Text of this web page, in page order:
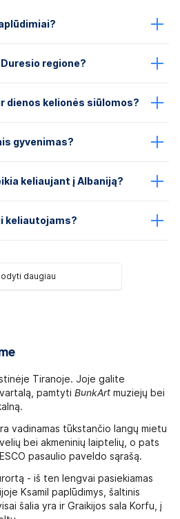
regione?
dienos kelionės siūlomos?
gyvenimas?
keliaujant į Albaniją?
keliautojams?
daugiau
Tiranoje. Joje galite
pamtyti BunkArt muziejų bei
vadinamas tūkstančio langų mietu
bei akmeninių laiptelių, o pats
pasaulio paveldo sąrašą.
- iš ten lengvai pasiekiamas
Ksamil paplūdimys, šaltinis
šalia yra ir Graikijos sala Korfu, į